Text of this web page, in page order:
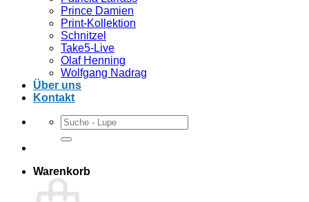
Prince Damien
Print-Kollektion
Schnitzel
Take5-Live
Olaf Henning
Wolfgang Nadrag
Über uns
Kontakt
Suchen
nach:
Warenkorb